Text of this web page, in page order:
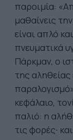
παροιμία:
μαθαίνεις
είναι απλό
πνευματικά
Πάρκμαν, ο
της αληθείας
κεφάλαιο,
παλιό: η
τις φορές∙